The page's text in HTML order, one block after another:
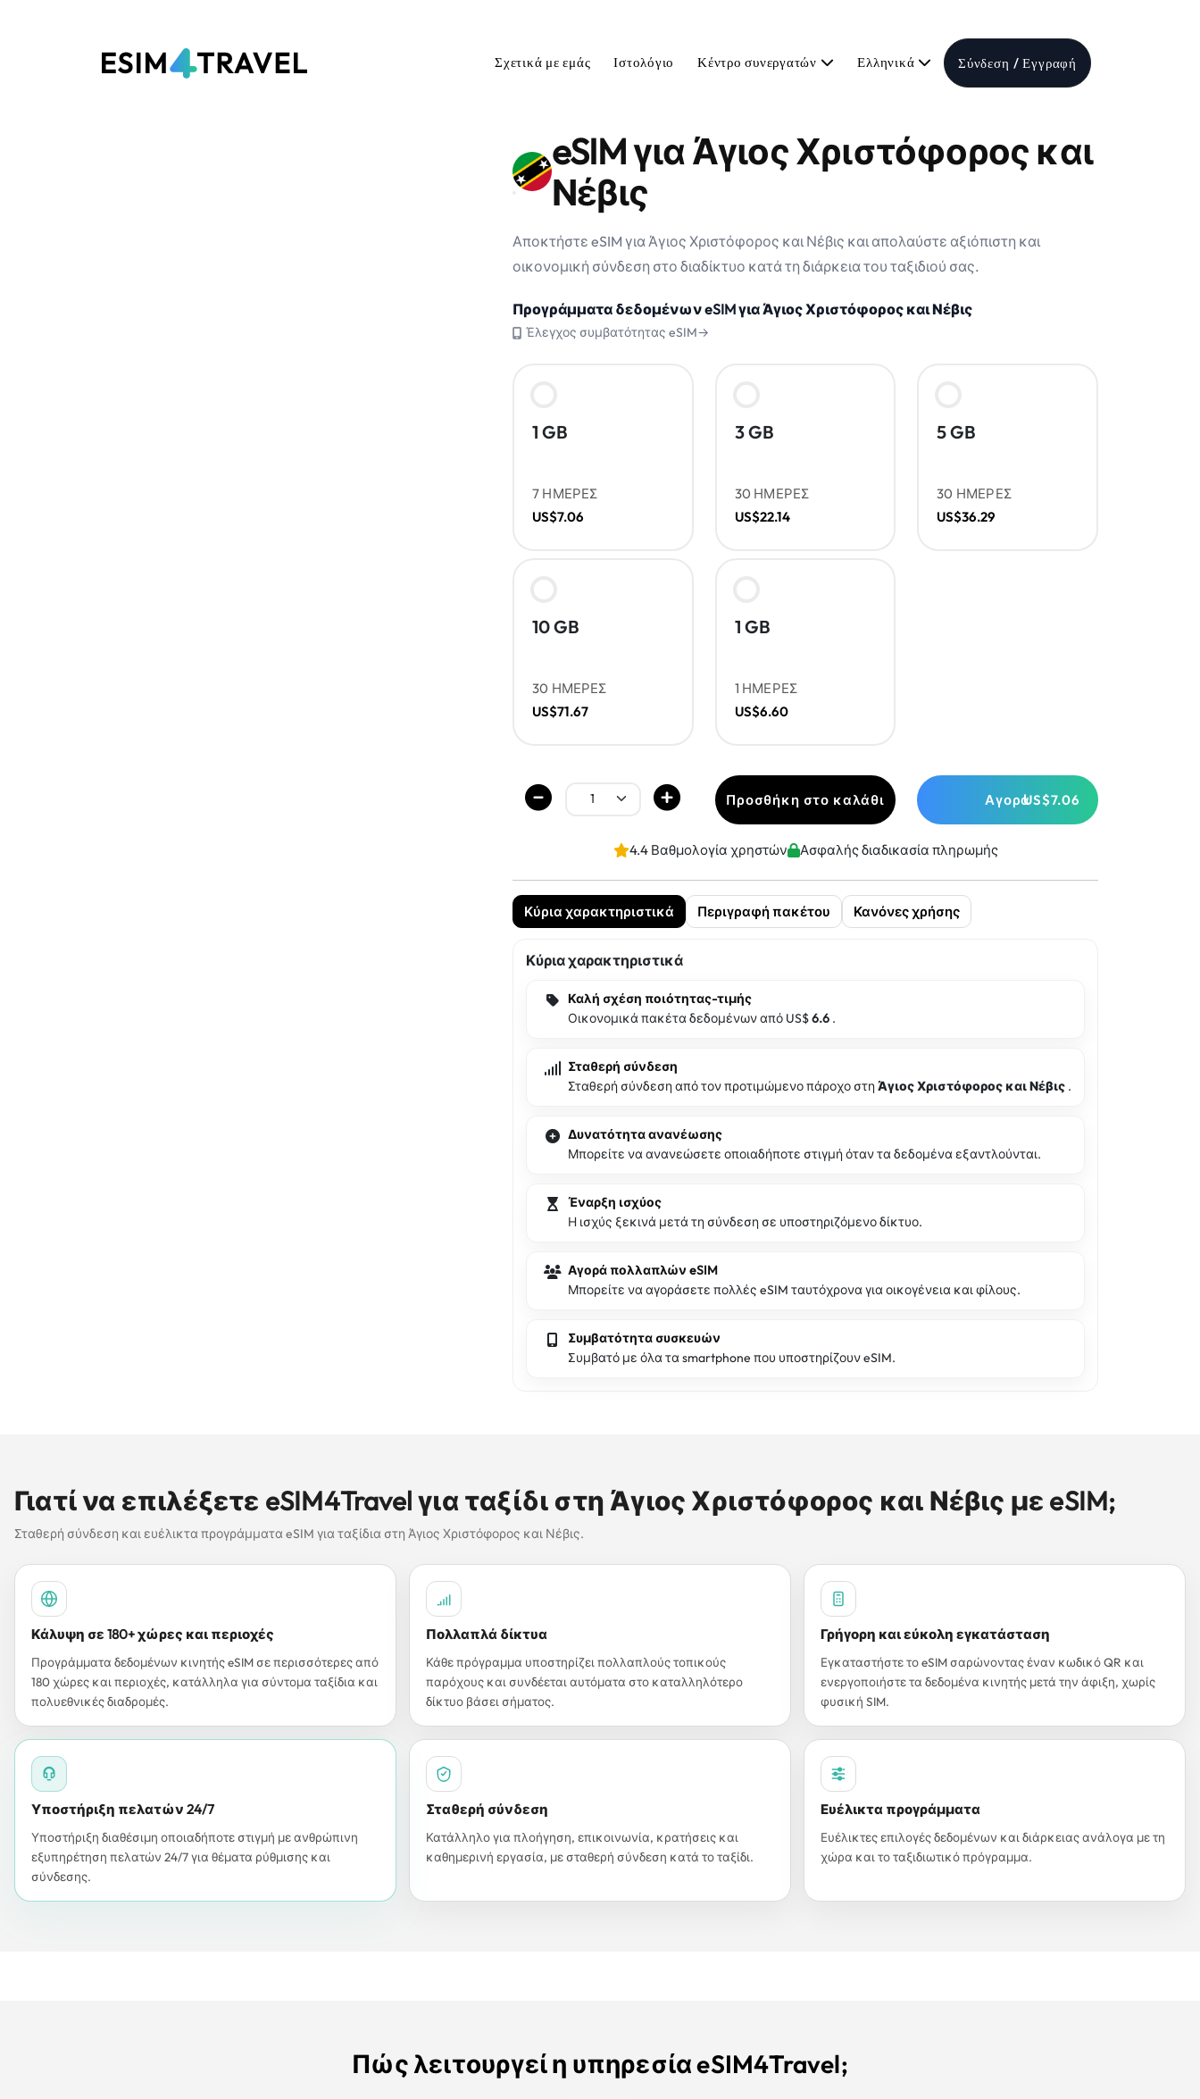
Σχετικά με εμάς Ιστολόγιο Κέντρο συνεργατών Ελληνικά Σύνδεση / Εγγραφή
eSIM για Άγιος Χριστόφορος και
Νέβις
Αποκτήστε eSIM για Άγιος Χριστόφορος και Νέβις και απολαύστε αξιόπιστη και
οικονομική σύνδεση στο διαδίκτυο κατά τη διάρκεια του ταξιδιού σας.
Προγράμματα δεδομένων eSIM για Άγιος Χριστόφορος και Νέβις
Έλεγχος συμβατότητας eSIM→
1 GB
7 ΗΜΕΡΕΣ
US$7.06
3 GB
30 ΗΜΕΡΕΣ
US$22.14
5 GB
30 ΗΜΕΡΕΣ
US$36.29
10 GB
30 ΗΜΕΡΕΣ
US$71.67
1 GB
1 ΗΜΕΡΕΣ
US$6.60
Προσθήκη στο καλάθι ΑγοράUS$7.06
4.4 Βαθμολογία χρηστών Ασφαλής διαδικασία πληρωμής
Κύρια χαρακτηριστικά Περιγραφή πακέτου Κανόνες χρήσης
Κύρια χαρακτηριστικά
Καλή σχέση ποιότητας-τιμής
Οικονομικά πακέτα δεδομένων από US$6.6 .
Σταθερή σύνδεση
Σταθερή σύνδεση από τον προτιμώμενο πάροχο στηΆγιος Χριστόφορος και Νέβις .
Δυνατότητα ανανέωσης
Μπορείτε να ανανεώσετε οποιαδήποτε στιγμή όταν τα δεδομένα εξαντλούνται.
Έναρξη ισχύος
Η ισχύς ξεκινά μετά τη σύνδεση σε υποστηριζόμενο δίκτυο.
Αγορά πολλαπλών eSIM
Μπορείτε να αγοράσετε πολλές eSIM ταυτόχρονα για οικογένεια και φίλους.
Συμβατότητα συσκευών
Συμβατό με όλα τα smartphone που υποστηρίζουν eSIM.
Γιατί να επιλέξετε eSIM4Travel για ταξίδι στη Άγιος Χριστόφορος και Νέβις με eSIM;
Σταθερή σύνδεση και ευέλικτα προγράμματα eSIM για ταξίδια στη Άγιος Χριστόφορος και Νέβις.
Κάλυψη σε 180+ χώρες και περιοχές
Προγράμματα δεδομένων κινητής eSIM σε περισσότερες από
180 χώρες και περιοχές, κατάλληλα για σύντομα ταξίδια και
πολυεθνικές διαδρομές.
Πολλαπλά δίκτυα
Κάθε πρόγραμμα υποστηρίζει πολλαπλούς τοπικούς
παρόχους και συνδέεται αυτόματα στο καταλληλότερο
δίκτυο βάσει σήματος.
Γρήγορη και εύκολη εγκατάσταση
Εγκαταστήστε το eSIM σαρώνοντας έναν κωδικό QR και
ενεργοποιήστε τα δεδομένα κινητής μετά την άφιξη, χωρίς
φυσική SIM.
Υποστήριξη πελατών 24/7
Υποστήριξη διαθέσιμη οποιαδήποτε στιγμή με ανθρώπινη
εξυπηρέτηση πελατών 24/7 για θέματα ρύθμισης και
σύνδεσης.
Σταθερή σύνδεση
Κατάλληλο για πλοήγηση, επικοινωνία, κρατήσεις και
καθημερινή εργασία, με σταθερή σύνδεση κατά το ταξίδι.
Ευέλικτα προγράμματα
Ευέλικτες επιλογές δεδομένων και διάρκειας ανάλογα με τη
χώρα και το ταξιδιωτικό πρόγραμμα.
Πώς λειτουργεί η υπηρεσία eSIM4Travel;